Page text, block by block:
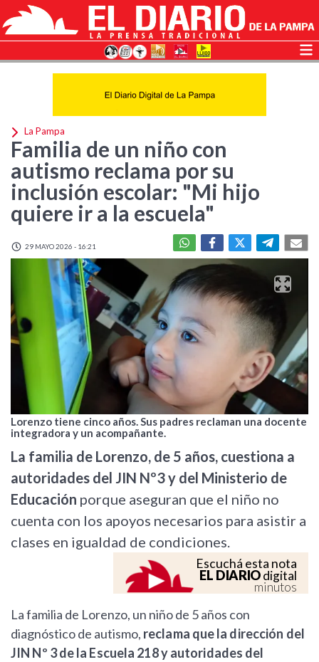
La Pampa
Familia de un niño con
autismo reclama por su
inclusión escolar: "Mi hijo
quiere ir a la escuela"
29 MAYO 2026 - 16:21
Lorenzo tiene cinco años. Sus padres reclaman una docente
integradora y un acompañante.
La familia de Lorenzo, de 5 años, cuestiona a
autoridades del JIN Nº3 y del Ministerio de
Educación porque aseguran que el niño no
cuenta con los apoyos necesarios para asistir a
clases en igualdad de condiciones.
Escuchá esta nota
EL DIARIOdigital
minutos
La familia de Lorenzo, un niño de 5 años con
diagnóstico de autismo, reclama que la dirección del
JIN Nº 3 de la Escuela 218 y autoridades del